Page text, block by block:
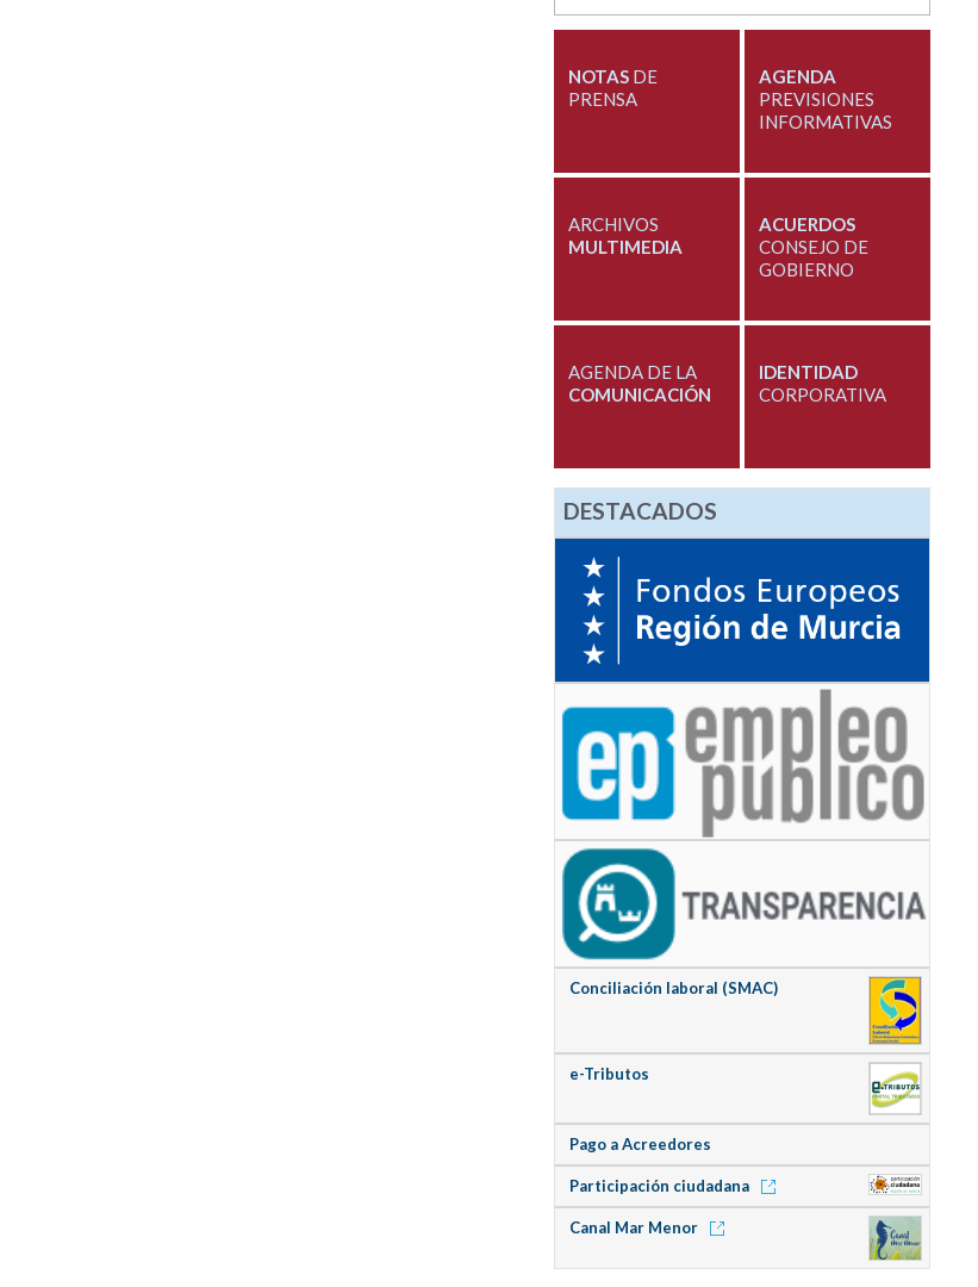
NOTASDE
PRENSA
AGENDA
PREVISIONES
INFORMATIVAS
ARCHIVOS
MULTIMEDIA
ACUERDOS
CONSEJO DE
GOBIERNO
AGENDA DE LA
COMUNICACIÓN
IDENTIDAD
CORPORATIVA
DESTACADOS
Conciliación laboral (SMAC)
e-Tributos
Pago a Acreedores
Participación ciudadana
Canal Mar Menor